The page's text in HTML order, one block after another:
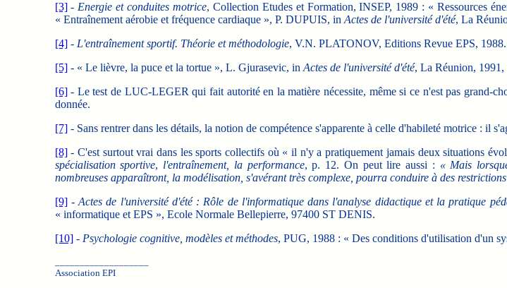
[3]- Energie et conduites motrice, Collection Etudes et Formation, INSEP, 1989 : « Ressources
« Entraînement aérobie et fréquence cardiaque », P. DUPUIS, in Actes de l'université d'été, La
[4]- L'entraînement sportif. Théorie et méthodologie, V.N. PLATONOV, Editions Revue EPS, 1988.
[5]- « Le lièvre, la puce et la tortue », L. Gjurasevic, in Actes de l'université d'été, La Réunion, 1991,
[6]- Le test de LUC-LEGER qui fait autorité en la matière nécessite, même si ce n'est pas grand-
donnée.
[7]- Sans rentrer dans les détails, la notion de compétence s'apparente à celle d'habileté motrice : il
[8]- C'est surtout vrai dans les sports collectifs où « il n'y a pratiquement jamais deux situations
spécialisation sportive, l'entraînement, la performance, p. 12. On peut lire aussi : « Mais
nombreuses apparaîtront, la modélisation, s'avérant très complexe, pourra conduire à des
[9]-Actes de l'université d'été : Rôle de l'informatique dans l'analyse didactique et la pratique
« informatique et EPS », Ecole Normale Bellepierre, 97400 ST DENIS.
[10]- Psychologie cognitive, modèles et méthodes, PUG, 1988 : « Des conditions d'utilisation d'un
Association EPI